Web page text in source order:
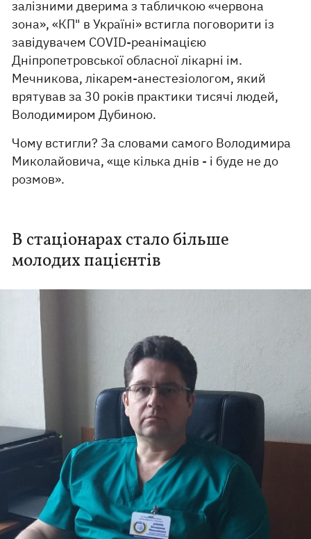
залізними дверима з табличкою «червона
зона», «КП" в Україні» встигла поговорити із
завідувачем COVID-реанімацією
Дніпропетровської обласної лікарні ім.
Мечникова, лікарем-анестезіологом, який
врятував за 30 років практики тисячі людей,
Володимиром Дубиною.
Чому встигли? За словами самого Володимира
Миколайовича, «ще кілька днів - і буде не до
розмов».
В стаціонарах стало більше
молодих пацієнтів